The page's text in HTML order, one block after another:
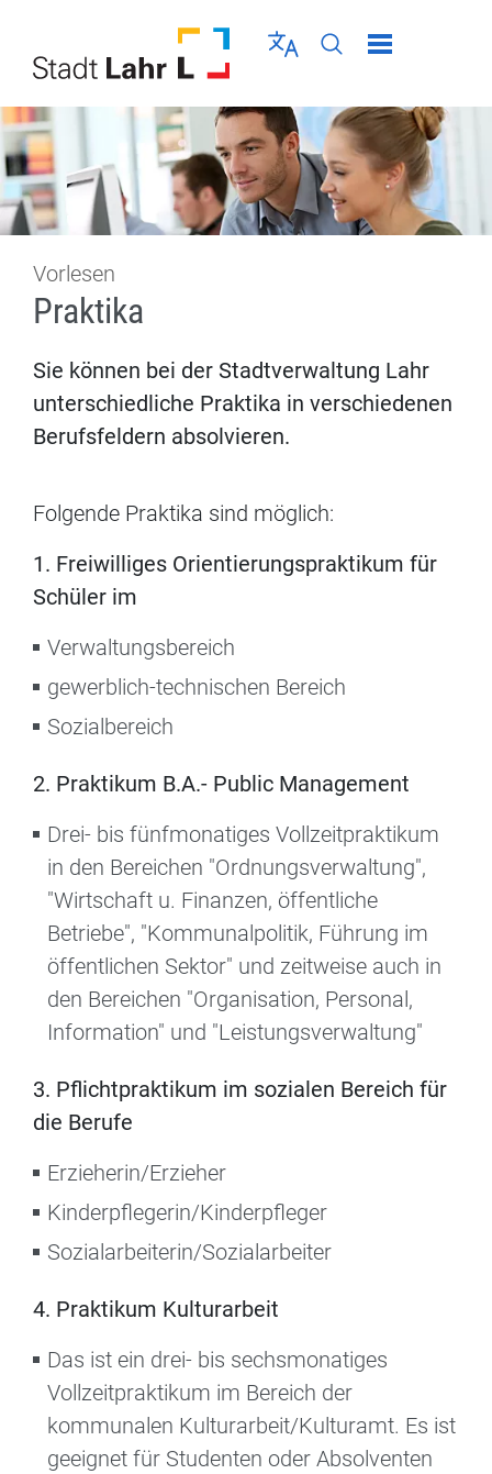
Sprache wählen
Seiten-Suche
Menü schließen
Vorlesen
Praktika
Sie können bei der Stadtverwaltung Lahr
unterschiedliche Praktika in verschiedenen
Berufsfeldern absolvieren.
Folgende Praktika sind möglich:
1. Freiwilliges Orientierungspraktikum für
Schüler im
Verwaltungsbereich
gewerblich-technischen Bereich
Sozialbereich
2. Praktikum B.A.- Public Management
Drei- bis fünfmonatiges Vollzeitpraktikum
in den Bereichen "Ordnungsverwaltung",
"Wirtschaft u. Finanzen, öffentliche
Betriebe", "Kommunalpolitik, Führung im
öffentlichen Sektor" und zeitweise auch in
den Bereichen "Organisation, Personal,
Information" und "Leistungsverwaltung"
3. Pflichtpraktikum im sozialen Bereich für
die Berufe
Erzieherin/Erzieher
Kinderpflegerin/Kinderpfleger
Sozialarbeiterin/Sozialarbeiter
4. Praktikum Kulturarbeit
Das ist ein drei- bis sechsmonatiges
Vollzeitpraktikum im Bereich der
kommunalen Kulturarbeit/Kulturamt. Es ist
geeignet für Studenten oder Absolventen